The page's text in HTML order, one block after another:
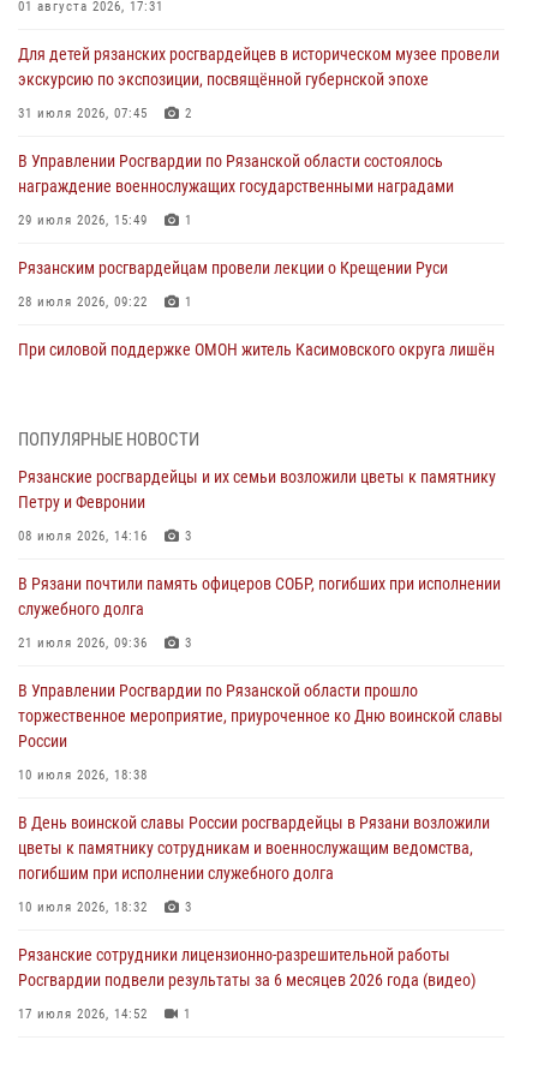
01 августа 2026, 17:31
Для детей рязанских росгвардейцев в историческом музее провели
экскурсию по экспозиции, посвящённой губернской эпохе
31 июля 2026, 07:45 2
В Управлении Росгвардии по Рязанской области состоялось
награждение военнослужащих государственными наградами
29 июля 2026, 15:49 1
Рязанским росгвардейцам провели лекции о Крещении Руси
28 июля 2026, 09:22 1
При силовой поддержке ОМОН житель Касимовского округа лишён
27 июля 2026, 15:26
Офицер вневедомственной охраны в эфире «Радио России - Рязань»
рассказал о службе во вневедомственной охране
23 июля 2026, 09:02
В Рязани почтили память офицеров СОБР, погибших при исполнении
служебного долга
21 июля 2026, 09:36 3
Рязанские сотрудники лицензионно-разрешительной работы
Росгвардии подвели результаты за 6 месяцев 2026 года (видео)
подразделений за первое полугодие 2026 года
16 июля 2026, 11:36 2
ПОПУЛЯРНЫЕ НОВОСТИ
Рязанские росгвардейцы и их семьи возложили цветы к памятнику
Петру и Февронии
08 июля 2026, 14:16 3
В Рязани почтили память офицеров СОБР, погибших при исполнении
служебного долга
21 июля 2026, 09:36 3
В Управлении Росгвардии по Рязанской области прошло
торжественное мероприятие, приуроченное ко Дню воинской славы
России
10 июля 2026, 18:38
В День воинской славы России росгвардейцы в Рязани возложили
цветы к памятнику сотрудникам и военнослужащим ведомства,
погибшим при исполнении служебного долга
10 июля 2026, 18:32 3
Рязанские сотрудники лицензионно-разрешительной работы
Росгвардии подвели результаты за 6 месяцев 2026 года (видео)
17 июля 2026, 14:52 1